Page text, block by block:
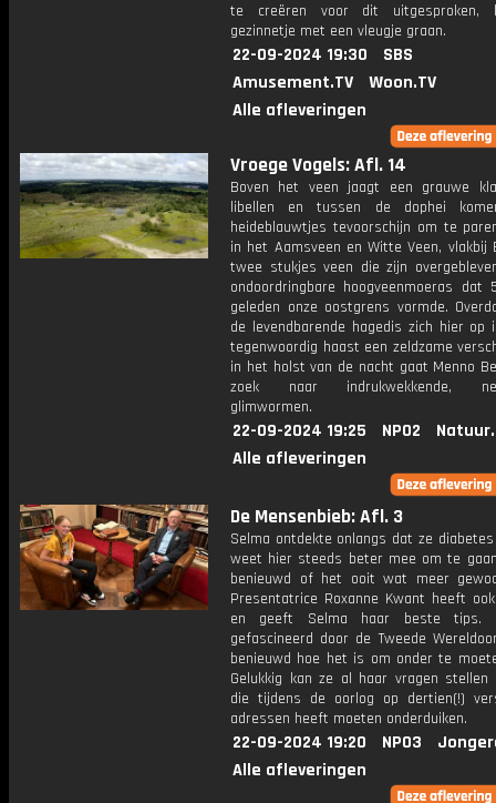
te creëren voor dit uitgesproken,
gezinnetje met een vleugje graan.
22-09-2024 19:30
SBS
Amusement.TV
Woon.TV
Alle afleveringen
Vroege Vogels: Afl. 14
Boven het veen jaagt een grauwe
libellen en tussen de dophei
heideblauwtjes tevoorschijn om te
in het Aamsveen en Witte Veen, vlakbij
twee stukjes veen die zijn
ondoordringbare hoogveenmoeras dat
geleden onze oostgrens vormde.
de levendbarende hagedis zich hier op
tegenwoordig haast een zeldzame
in het holst van de nacht gaat Menno
zoek naar indrukwekkende,
glimwormen.
22-09-2024 19:25 NPO2
Alle afleveringen
De Mensenbieb: Afl. 3
Selma ontdekte onlangs dat ze
weet hier steeds beter mee om te
benieuwd of het ooit wat meer
Presentatrice Roxanne Kwant heeft
en geeft Selma haar beste tips.
gefascineerd door de Tweede
benieuwd hoe het is om onder te
Gelukkig kan ze al haar vragen stellen
die tijdens de oorlog op dertien(!)
adressen heeft moeten onderduiken.
22-09-2024 19:20 NPO3
Alle afleveringen